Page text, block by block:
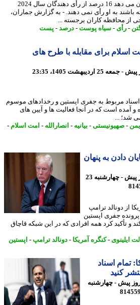
نظرسنجی واشنگتن پست نشان می دهد 16 درصد از رأی دهندگان سال 2024
به او رأی نمی دهند. - به گزارش جماران،
کاران برجسته ...
رأی- سیاه پوست-درصد-پست
برای مقابله با طرح های
مربوط به جفری اپستین و رخدادهای موسوم
است که در آنجا فعالیت ها و آیین های
...
-صهیونیستی-بیانیه-انصارالله-امت اسلام-
به پنهان
88 روز پیش - چهارشنبه 23
دونالد ترامپ
جفری اپستین
کرد همه افرادی که در این شبکه قاچاق
-کنگره آمریکا- دونالد ترامپ -اپستین
اسناد
کنید
پیش - چهارشنبه